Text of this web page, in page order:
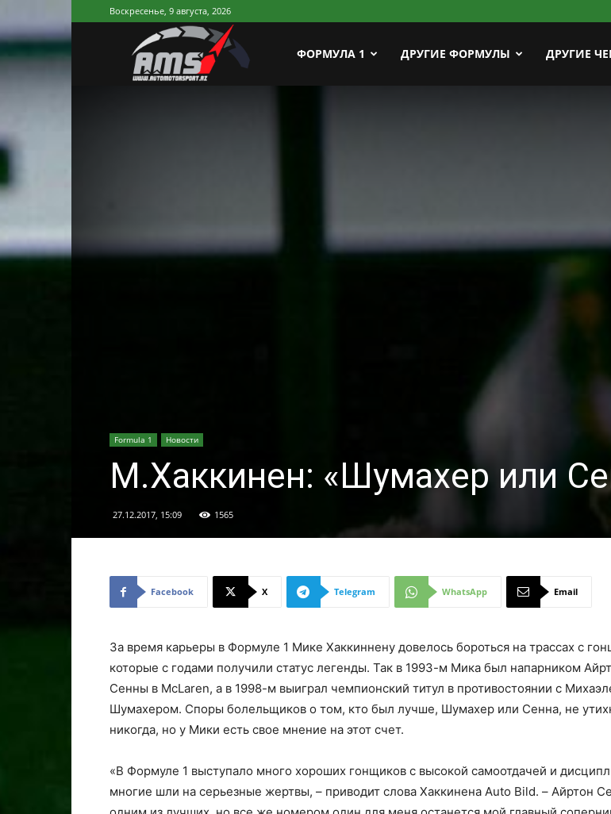
Воскресенье, 9 августа, 2026
AutoMotorSport
ФОРМУЛА 1 ДРУГИЕ ФОРМУЛЫ ДРУГИЕ
Formula 1 Новости
М.Хаккинен: «Шумахер или
27.12.2017, 15:09 1565
Facebook X Telegram WhatsApp Email
За время карьеры в Формуле 1 Мике Хаккиннену довелось бороться на трассах с
которые с годами получили статус легенды. Так в 1993-м Мика был напарником
Сенны в McLaren, а в 1998-м выиграл чемпионский титул в противостоянии с
Шумахером. Споры болельщиков о том, кто был лучше, Шумахер или Сенна, не
никогда, но у Мики есть свое мнение на этот счет.
«В Формуле 1 выступало много хороших гонщиков с высокой самоотдачей и
многие шли на серьезные жертвы, – приводит слова Хаккинена Auto Bild. – Айртон